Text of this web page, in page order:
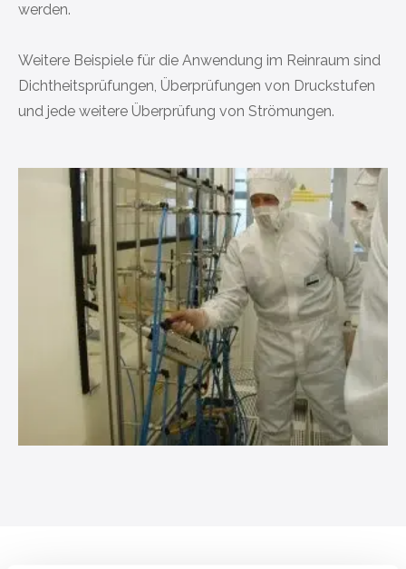
werden.
Weitere Beispiele für die Anwendung im Reinraum sind
Dichtheitsprüfungen, Überprüfungen von Druckstufen
und jede weitere Überprüfung von Strömungen.